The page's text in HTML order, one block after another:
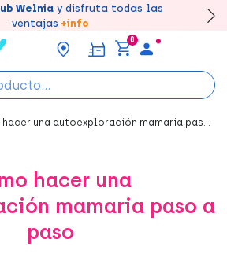
rápida y gratuitaen farmacia
Welnia y disfruta todas las
ventajas +info
creando tu cuentaaquí
Farmacia de Confianza,
online.
0
Cómo hacer una autoexploración mamaria paso a paso
hacer una
mamaria paso a
paso